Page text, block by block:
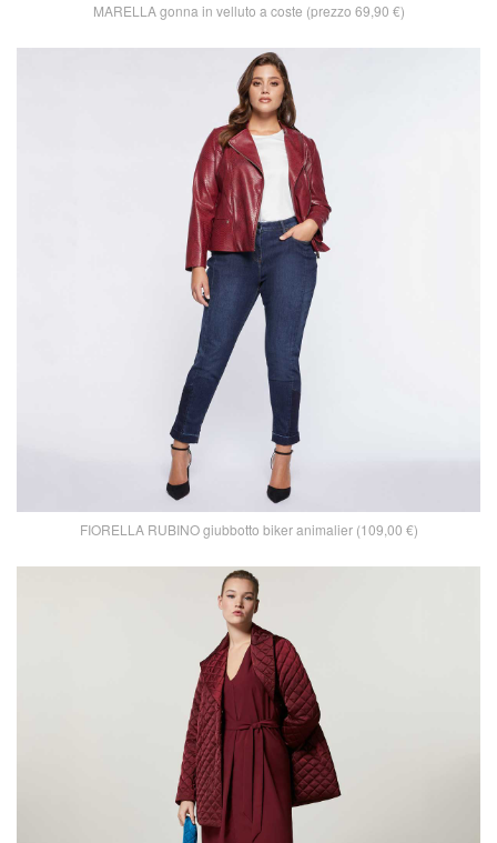
MARELLA gonna in velluto a coste (prezzo 69,90 €)
FIORELLA RUBINO giubbotto biker animalier (109,00 €)